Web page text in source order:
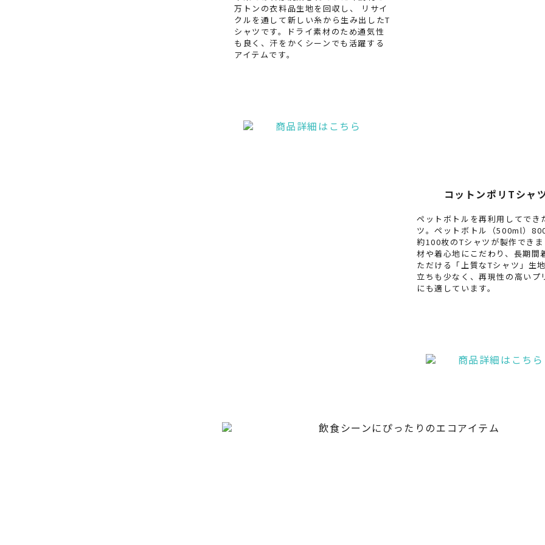
万トンの衣料品生地を回収し、 リサイ
クルを通して新しい糸から生み出したT
シャツです。ドライ素材のため通気性
も良く、汗をかくシーンでも活躍する
アイテムです。
コットンポリTシャ
ペットボトルを再利用してでき
ツ。ペットボトル（500ml）
約100枚のTシャツが製作でき
材や着心地にこだわり、長期間
ただける「上質なTシャツ」生
立ちも少なく、再現性の高いプ
にも適しています。